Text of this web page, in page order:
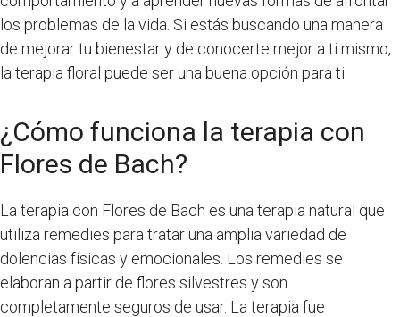
los problemas de la vida. Si estás buscando una manera
de mejorar tu bienestar y de conocerte mejor a ti mismo,
la terapia floral puede ser una buena opción para ti.
¿Cómo funciona la terapia con
Flores de Bach?
La terapia con Flores de Bach es una terapia natural que
utiliza remedies para tratar una amplia variedad de
dolencias físicas y emocionales. Los remedies se
elaboran a partir de flores silvestres y son
completamente seguros de usar. La terapia fue